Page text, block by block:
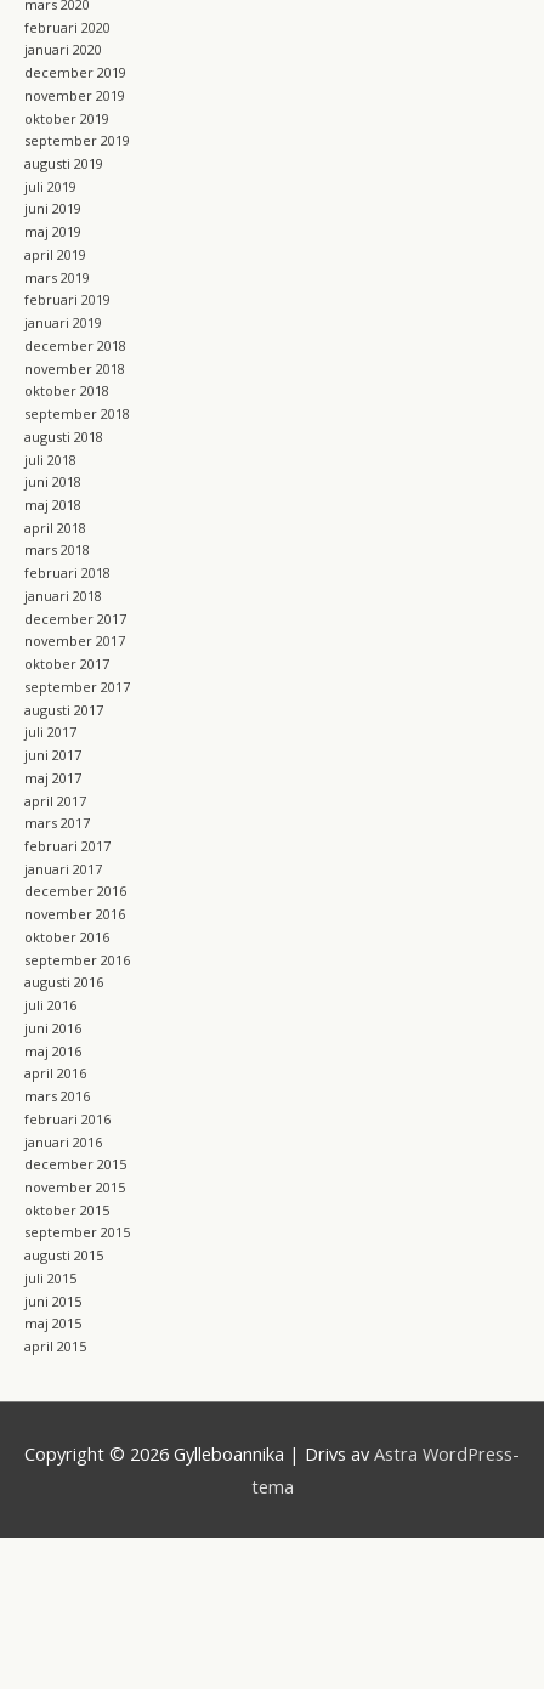
mars 2020
februari 2020
januari 2020
december 2019
november 2019
oktober 2019
september 2019
augusti 2019
juli 2019
juni 2019
maj 2019
april 2019
mars 2019
februari 2019
januari 2019
december 2018
november 2018
oktober 2018
september 2018
augusti 2018
juli 2018
juni 2018
maj 2018
april 2018
mars 2018
februari 2018
januari 2018
december 2017
november 2017
oktober 2017
september 2017
augusti 2017
juli 2017
juni 2017
maj 2017
april 2017
mars 2017
februari 2017
januari 2017
december 2016
november 2016
oktober 2016
september 2016
augusti 2016
juli 2016
juni 2016
maj 2016
april 2016
mars 2016
februari 2016
januari 2016
december 2015
november 2015
oktober 2015
september 2015
augusti 2015
juli 2015
juni 2015
maj 2015
april 2015
Copyright © 2026 Gylleboannika | Drivs av Astra WordPress-
tema